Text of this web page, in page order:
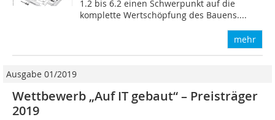
1.2 bis 6.2 einen Schwerpunkt auf die
komplette Wertschöpfung des Bauens....
mehr
Ausgabe 01/2019
Wettbewerb „Auf IT gebaut“ – Preisträger
2019